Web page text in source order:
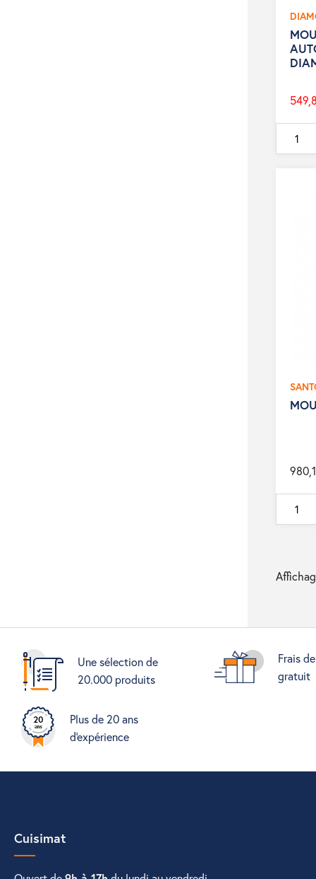
Prix
de
base
Une sélection de
20.000 produits
Frais
gratuit
Plus de 20 ans
d'expérience
Cuisimat